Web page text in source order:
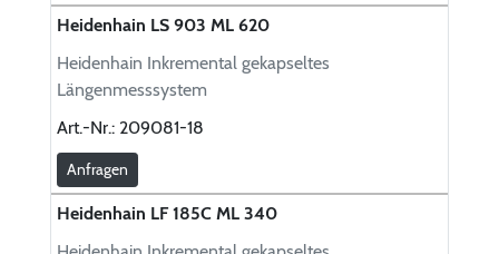
Heidenhain LS 903 ML 620
Heidenhain Inkremental gekapseltes
Längenmesssystem
Art.-Nr.: 209081-18
Anfragen
Heidenhain LF 185C ML 340